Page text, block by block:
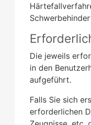
Die jeweils
in den
aufgeführt.
Falls Sie sich
erforderlichen